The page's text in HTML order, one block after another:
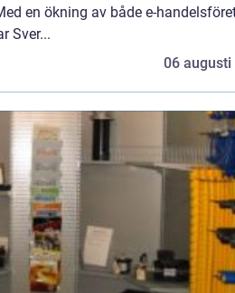
en ökning av både e-
Sver...
06 augusti